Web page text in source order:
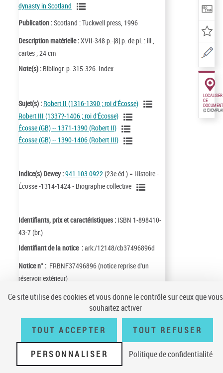
dynasty in Scotland
Publication :Scotland : Tuckwell press, 1996
Description matérielle :XVII-348 p.-[8] p. de pl. : ill.,
cartes ; 24 cm
Note(s) : Bibliogr. p. 315-326. Index
Sujet(s) : Robert II (1316-1390 ; roi d'Écosse)
Robert III (1337?-1406 ; roi d'Écosse)
Écosse (GB) -- 1371-1390 (Robert II)
Écosse (GB) -- 1390-1406 (Robert III)
Indice(s) Dewey :941.103 0922 (23e éd.) = Histoire -
Écosse -1314-1424 - Biographie collective
Identifiants, prix et caractéristiques : ISBN 1-898410-
43-7 (br.)
Identifiant de la notice :ark:/12148/cb37496896d
Notice n° : FRBNF37496896 (notice reprise d'un
réservoir extérieur)
LOCALISER
CE
DOCUMENT
(2
Conditions générales d'utilisation | Plan du site
Écrire à la
BnF | Accessibilité (non conforme) | V 23.1.0
Ce site utilise des cookies et vous donne le contrôle sur ceux que vous
souhaitez activer
TOUT ACCEPTER TOUT REFUSER
PERSONNALISER Politique de confidentialité